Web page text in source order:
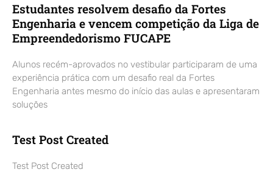
Estudantes resolvem desafio da Fortes
Engenharia e vencem competição da Liga de
Empreendedorismo FUCAPE
Alunos recém-aprovados no vestibular participaram de uma
experiência prática com um desafio real da Fortes
Engenharia antes mesmo do início das aulas e apresentaram
soluções
Test Post Created
Test Post Created